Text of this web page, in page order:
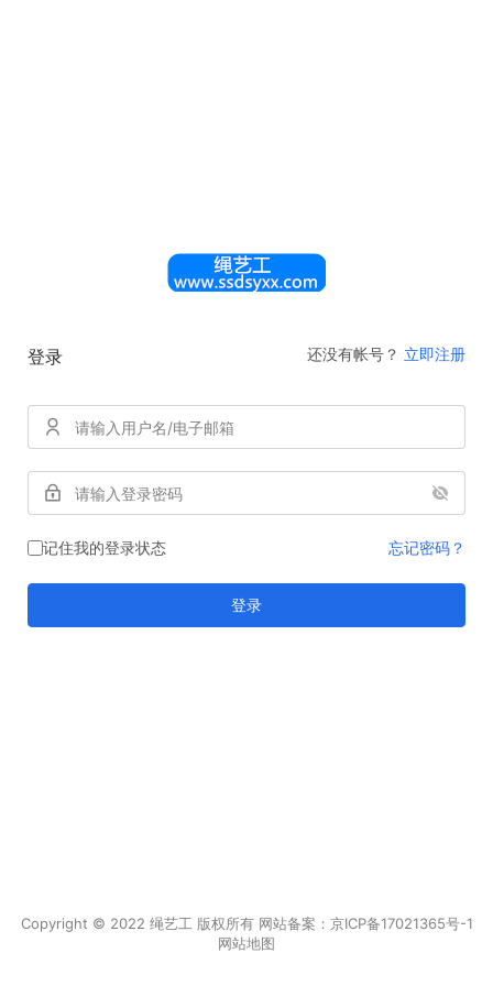
登录 还没有帐号？ 立即注册
记住我的登录状态 忘记密码？
登录
Copyright © 2022 绳艺工 版权所有 网站备案： 京ICP备17021365号-1
网站地图